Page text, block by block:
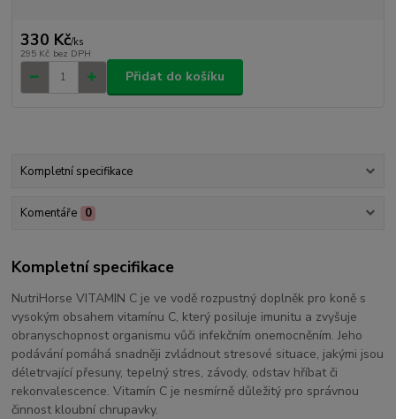
330 Kč/ks
295 Kč bez DPH
Přidat do košíku
Kompletní specifikace
Komentáře 0
Kompletní specifikace
NutriHorse VITAMIN C je ve vodě rozpustný doplněk pro koně s
vysokým obsahem vitamínu C, který posiluje imunitu a zvyšuje
obranyschopnost organismu vůči infekčním onemocněním. Jeho
podávání pomáhá snadněji zvládnout stresové situace, jakými jsou
déletrvající přesuny, tepelný stres, závody, odstav hříbat či
rekonvalescence. Vitamín C je nesmírně důležitý pro správnou
činnost kloubní chrupavky.